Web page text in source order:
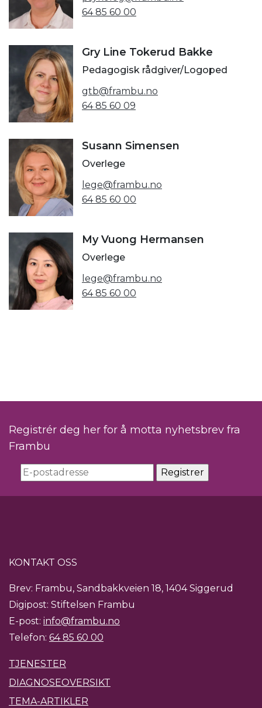
64 85 60 00
Gry Line Tokerud Bakke
Pedagogisk rådgiver/Logoped
gtb@frambu.no
64 85 60 09
Susann Simensen
Overlege
lege@frambu.no
64 85 60 00
My Vuong Hermansen
Overlege
lege@frambu.no
64 85 60 00
Registrér deg her for å motta nyhetsbrev fra
Frambu
KONTAKT OSS
Brev: Frambu, Sandbakkveien 18, 1404 Siggerud
Digipost: Stiftelsen Frambu
E-post: info@frambu.no
Telefon: 64 85 60 00
TJENESTER
DIAGNOSEOVERSIKT
TEMA-ARTIKLER